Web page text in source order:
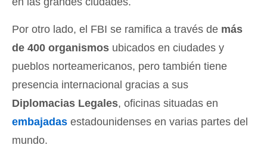
Por otro lado, el FBI se ramifica a través de más
de 400 organismos ubicados en ciudades y
pueblos norteamericanos, pero también tiene
presencia internacional gracias a sus
Diplomacias Legales, oficinas situadas en
embajadas estadounidenses en varias partes del
mundo.